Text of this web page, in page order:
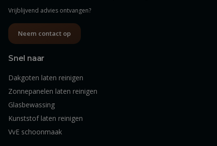
Vrijblijvend advies ontvangen?
Neem contact op
Snel naar
Dakgoten laten reinigen
Zonnepanelen laten reinigen
Glasbewassing
Kunststof laten reinigen
VvE schoonmaak